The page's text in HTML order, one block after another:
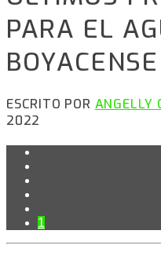
PARA EL
ESCRITO POR ANGELLY
2022
1